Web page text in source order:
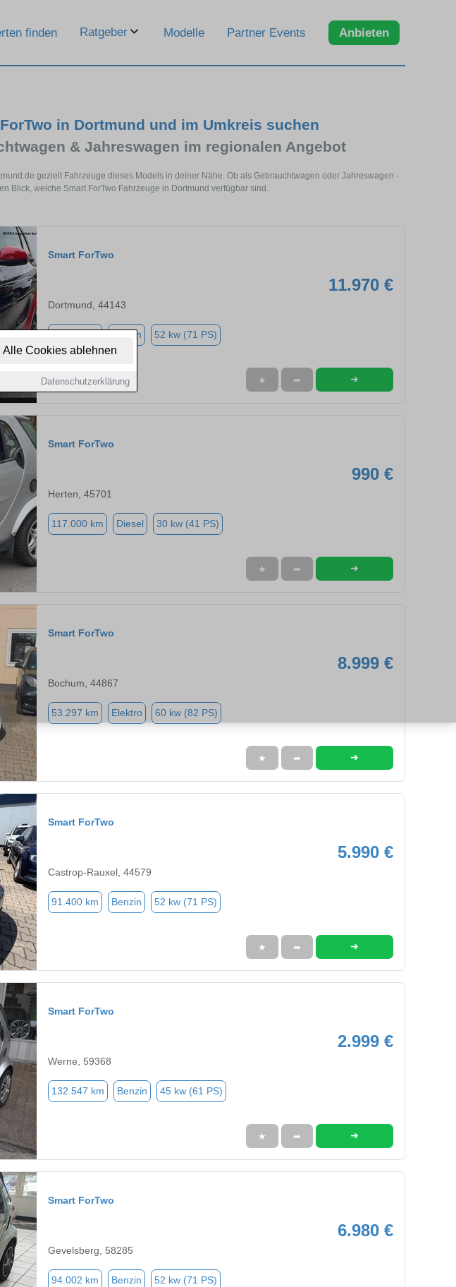
Alle Cookies ablehnen
Datenschutzerklärung
finden Ratgeber Modelle Partner Events Anbieten
in Dortmund und im Umkreis suchen
& Jahreswagen im regionalen Angebot
gezielt Fahrzeuge dieses Models in deiner Nähe. Ob als Gebrauchtwagen oder Jahreswagen -
Blick, welche Smart ForTwo Fahrzeuge in Dortmund verfügbar sind.
Smart ForTwo
11.970 €
Dortmund, 44143
Benzin 52 kw (71 PS)
★ ➦ ➜
Smart ForTwo
990 €
Herten, 45701
117.000 km Diesel 30 kw (41 PS)
★ ➦ ➜
Smart ForTwo
8.999 €
Bochum, 44867
53.297 km Elektro 60 kw (82 PS)
★ ➦ ➜
Smart ForTwo
5.990 €
Castrop-Rauxel, 44579
91.400 km Benzin 52 kw (71 PS)
★ ➦ ➜
Smart ForTwo
2.999 €
Werne, 59368
132.547 km Benzin 45 kw (61 PS)
★ ➦ ➜
Smart ForTwo
6.980 €
Gevelsberg, 58285
94.002 km Benzin 52 kw (71 PS)